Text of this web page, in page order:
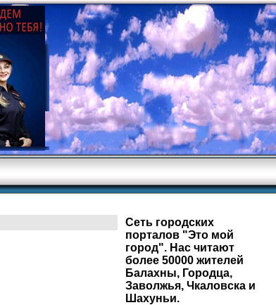
Сеть городских
порталов "Это мой
город". Нас читают
более 50000 жителей
Балахны, Городца,
Заволжья, Чкаловска и
Шахуньи.